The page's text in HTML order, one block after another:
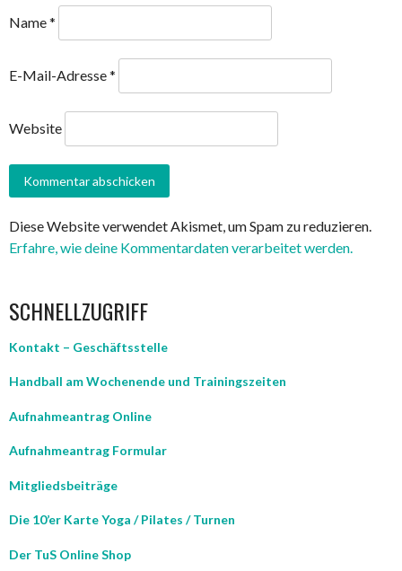
Name*
E-Mail-Adresse*
Website
Diese Website verwendet Akismet, um Spam zu reduzieren.
Erfahre, wie deine Kommentardaten verarbeitet werden.
SCHNELLZUGRIFF
Kontakt – Geschäftsstelle
Handball am Wochenende und Trainingszeiten
Aufnahmeantrag Online
Aufnahmeantrag Formular
Mitgliedsbeiträge
Die 10’er Karte Yoga / Pilates / Turnen
Der TuS Online Shop